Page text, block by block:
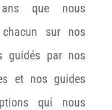
que nous
sur nos
guidés par nos
et nos guides
qui nous